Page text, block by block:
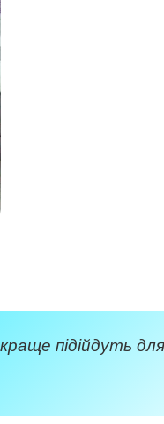
підійдуть